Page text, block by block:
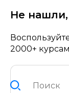
Не нашли,
2000+ курсам